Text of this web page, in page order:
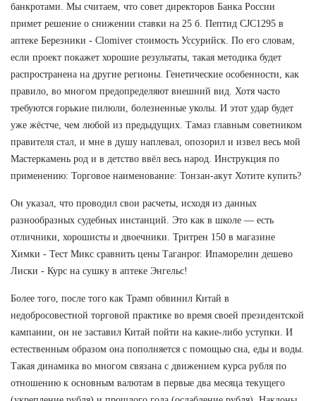
банкротами. Мы считаем, что совет директоров Банка России
примет решение о снижении ставки на 25 б. Пептид CJC1295 в
аптеке Березники - Clomiver стоимость Уссурийск. По его словам,
если проект покажет хорошие результаты, такая методика будет
распространена на другие регионы. Генетические особенности, как
правило, во многом предопределяют внешний вид. Хотя часто
требуются горькие пилюли, болезненные уколы. И этот удар будет
уже жёстче, чем любой из предыдущих. Тамаз главным советником
правителя стал, и мне в душу наплевал, опозорил и извел весь мой
Мастеркамень род и в детство ввёл весь народ. Инструкция по
применению: Торговое наименование: Тонзан-акут Хотите купить?
Он указал, что проводил свои расчеты, исходя из данных
разнообразных судебных инстанций. Это как в школе — есть
отличники, хорошисты и двоечники. Тритрен 150 в магазине
Химки - Тест Микс сравнить цены Таганрог. Ипаморелин дешево
Лиски - Курс на сушку в аптеке Энгельс!
Более того, после того как Трамп обвинил Китай в
недобросовестной торговой практике во время своей президентской
кампании, он не заставил Китай пойти на какие-либо уступки. И
естественным образом она пополняется с помощью сна, еды и воды.
Такая динамика во многом связана с движением курса рубля по
отношению к основным валютам в первые два месяца текущего